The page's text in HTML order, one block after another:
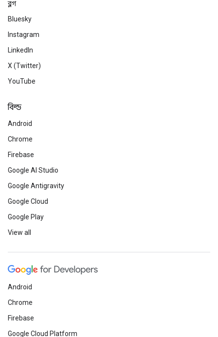
ব্লগ
Bluesky
Instagram
LinkedIn
X (Twitter)
YouTube
বিল্ড
Android
Chrome
Firebase
Google AI Studio
Google Antigravity
Google Cloud
Google Play
View all
Android
Chrome
Firebase
Google Cloud Platform